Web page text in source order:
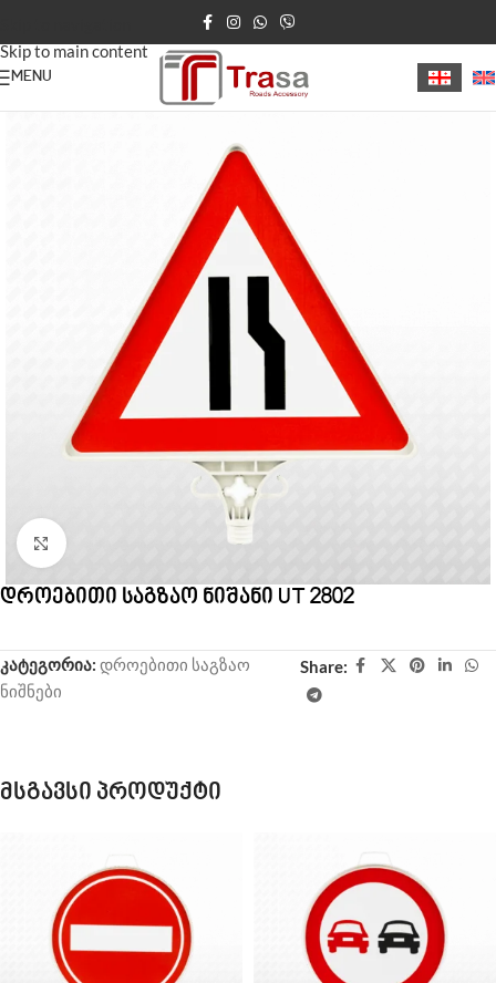
Skip to main content
MENU
მთავარი დროებითი საგზაო ნიშნები
Click to enlarge
დროებითი საგზაო ნიშანი UT 2802
კატეგორია: დროებითი საგზაო
ნიშნები
Share:
მსგავსი პროდუქტი